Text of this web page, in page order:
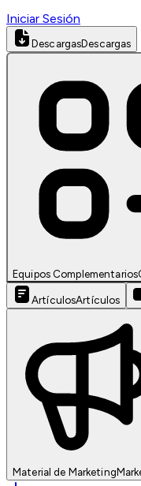
Iniciar Sesión
DescargasDescargas
Equipos Complementarios
ArtículosArtículos
Material de Marketing